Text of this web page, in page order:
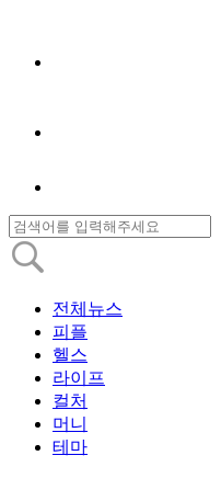
전체뉴스
피플
헬스
라이프
컬처
머니
테마